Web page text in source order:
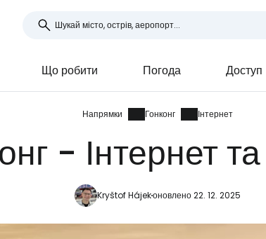
Що робити Погода Доступ
Напрямки Гонконг Інтернет
- Інтернет
Kryštof Hájekоновлено 22. 12. 2025